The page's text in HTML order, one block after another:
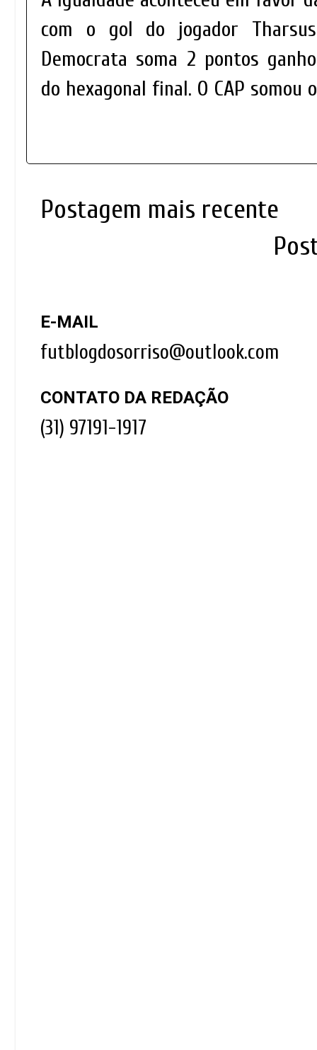
com o gol do jogador
Democrata soma 2 pontos
do hexagonal final. O CAP
Postagem mais recente
E-MAIL
futblogdosorriso@outlook.com
CONTATO DA REDAÇÃO
(31) 97191-1917